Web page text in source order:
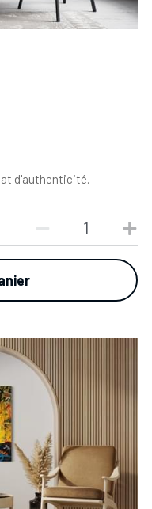
d'authenticité.